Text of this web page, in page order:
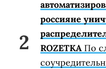
россияне
ROZETKA По